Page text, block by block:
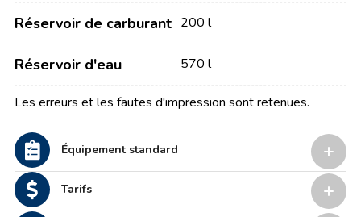
Réservoir de carburant 200 l
Réservoir d'eau 570 l
Les erreurs et les fautes d'impression sont retenues.
Équipement standard
Tarifs